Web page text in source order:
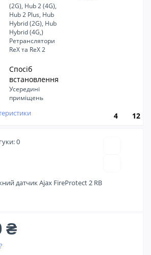
4 12
(2G), Hub 2 (4G),
Hub 2 Plus, Hub
Hybrid (2G), Hub
Hybrid (4G,)
Ретранслятори
ReX та ReX 2
Спосіб
встановлення
Усередині
приміщень
0
датчик Ajax FireProtect 2 RB
₴